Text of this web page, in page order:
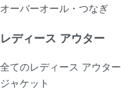
オーバーオール・つなぎ
レディース アウター
全てのレディース アウター
ジャケット